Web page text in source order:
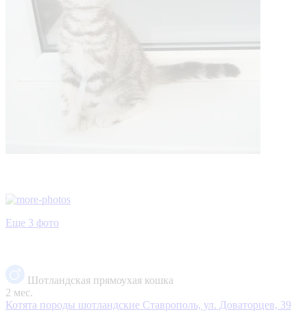
Еще 3 фото
Шотландская прямоухая кошка
2 мес.
Котята породы шотландские Ставрополь, ул. Доваторцев, 39